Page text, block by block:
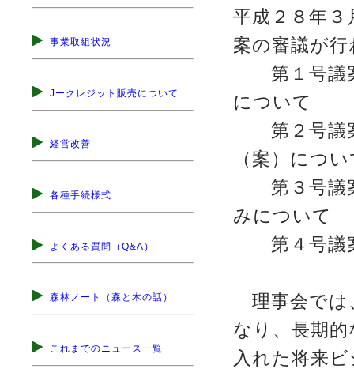
事業取組状況
Jークレジット販売について
経営改善
各種手続様式
よくある質問（Q&A）
森林ノート（森と木の話）
これまでのニュース一覧
平成２８年３
案の審議が
第１号議案
について
第２号議案
（案）につ
第３号議案
みについて
第４号議
理事会では
なり、長期
入れた将来